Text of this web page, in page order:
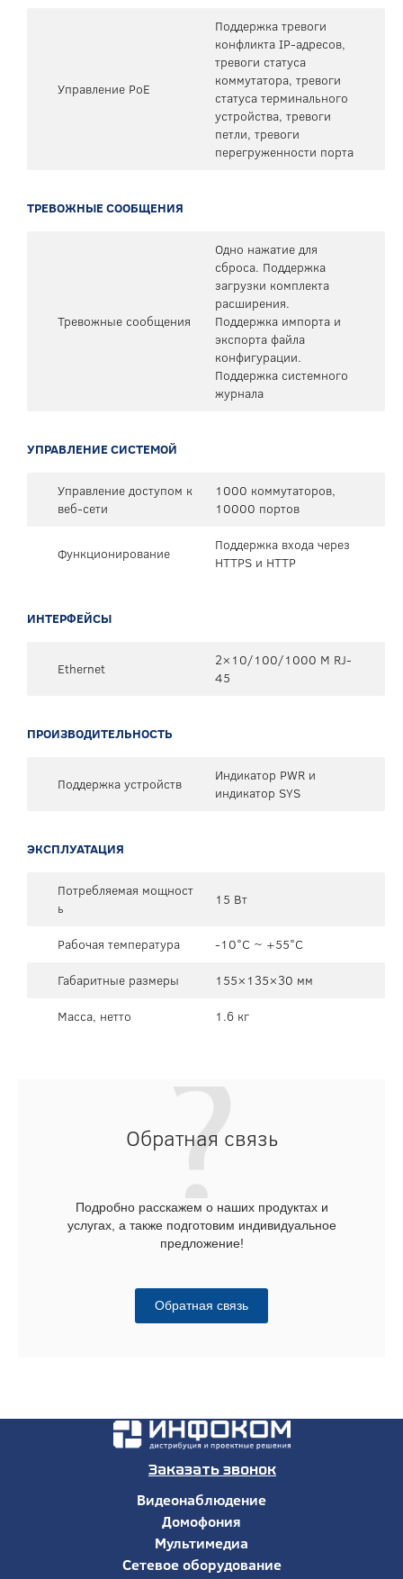
Управление PoE
Поддержка тревоги
конфликта IP-адресов,
тревоги статуса
коммутатора, тревоги
статуса терминального
устройства, тревоги
петли, тревоги
перегруженности порта
ТРЕВОЖНЫЕ СООБЩЕНИЯ
Тревожные сообщения
Одно нажатие для
сброса. Поддержка
загрузки комплекта
расширения.
Поддержка импорта и
экспорта файла
конфигурации.
Поддержка системного
журнала
УПРАВЛЕНИЕ СИСТЕМОЙ
Управление доступом к
веб-сети
1000 коммутаторов,
10000 портов
Функционирование
Поддержка входа через
HTTPS и HTTP
ИНТЕРФЕЙСЫ
Ethernet
2×10/100/1000 M RJ-
45
ПРОИЗВОДИТЕЛЬНОСТЬ
Поддержка устройств
Индикатор PWR и
индикатор SYS
ЭКСПЛУАТАЦИЯ
Потребляемая мощност
ь
15 Вт
Рабочая температура
-10°C ~ +55°C
Габаритные размеры
155×135×30 мм
Масса, нетто
1.6 кг
Обратная связь
Подробно расскажем о наших продуктах и
услугах, а также подготовим индивидуальное
предложение!
Обратная связь
Заказать звонок
Видеонаблюдение
Домофония
Мультимедиа
Сетевое оборудование